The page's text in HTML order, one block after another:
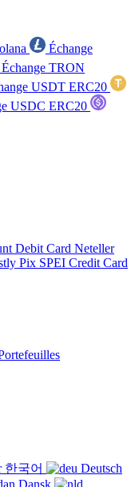
Échange
Échange TRON
USDT ERC20
USDC ERC20
Debit Card Neteller
Pix SPEI Credit Card
한국어
Deutsch
Dansk